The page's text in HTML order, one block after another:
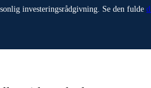
investeringsrådgivning. Se den fulde